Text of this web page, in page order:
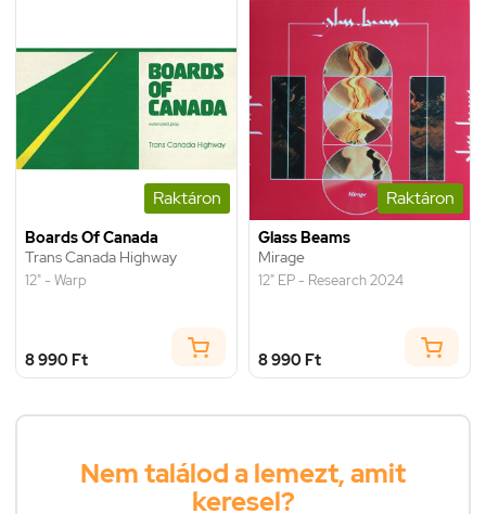
Raktáron
Boards Of Canada
Trans Canada Highway
12" - Warp
8 990 Ft
Raktáron
Glass Beams
Mirage
12" EP - Research 2024
8 990 Ft
Nem találod a lemezt, amit
keresel?